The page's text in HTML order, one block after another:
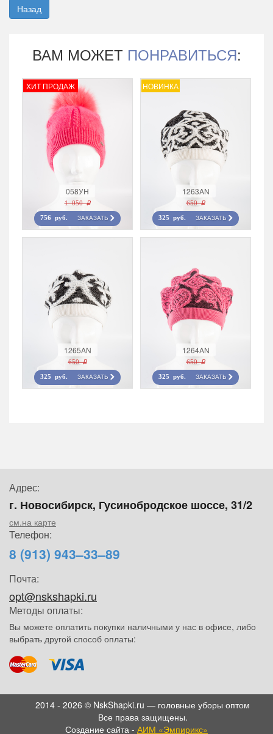
Назад
ВАМ МОЖЕТ ПОНРАВИТЬСЯ:
ХИТ ПРОДАЖ
058УН
1 050 r
756 руб. ЗАКАЗАТЬ
НОВИНКА
1263AN
650 r
325 руб. ЗАКАЗАТЬ
1265AN
650 r
325 руб. ЗАКАЗАТЬ
1264AN
650 r
325 руб. ЗАКАЗАТЬ
Адрес:
г. Новосибирск, Гусинобродское шоссе, 31/2
см.на карте
Телефон:
8 (913) 943–33–89
Почта:
opt@nskshapki.ru
Методы оплаты:
Вы можете оплатить покупки наличными у нас в офисе, либо
выбрать другой способ оплаты:
2014 - 2026 © NskShapki.ru — головные уборы оптом
Все права защищены.
Создание сайта - АИМ «Эмпирикс»